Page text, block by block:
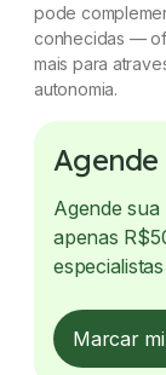
pode
conhecidas —
mais para
autonomia.
Agende
apenas
Marcar